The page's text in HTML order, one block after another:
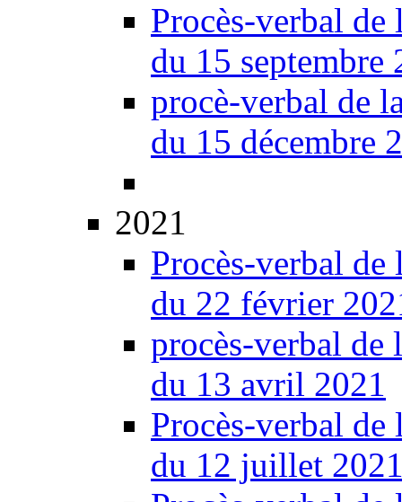
Procès-verbal
du 15 septembre
procè-verbal de
du 15 décembre
2021
Procès-verbal
du 22 février
procès-verbal
du 13 avril 2021
Procès-verbal
du 12 juillet